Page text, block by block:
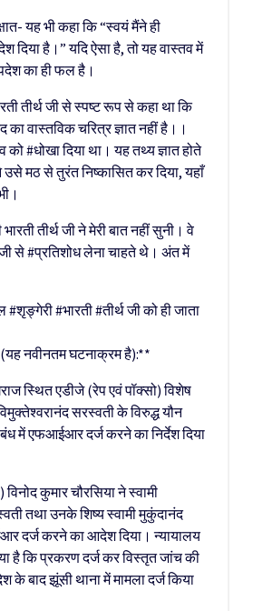
यह भी कहा कि “स्वयं मैंने ही
दिया है।” यदि ऐसा है, तो यह वास्तव में
का ही फल है।
तीर्थ जी से स्पष्ट रूप से कहा था कि
का वास्तविक चरित्र ज्ञात नहीं है।।
#धोखा दिया था। यह तथ्य ज्ञात होते
उसे मठ से तुरंत निष्कासित कर दिया, यहाँ
तीर्थ जी ने मेरी बात नहीं सुनी। वे
जी से #प्रतिशोध लेना चाहते थे। अंत में
#भारती #तीर्थ जी को ही जाता
नवीनतम घटनाक्रम है):**
स्थित एडीजे (रेप एवं पॉक्सो) विशेष
सरस्वती के विरुद्ध यौन
में एफआईआर दर्ज करने का निर्देश दिया
कुमार चौरसिया ने स्वामी
तथा उनके शिष्य स्वामी मुकुंदानंद
दर्ज करने का आदेश दिया। न्यायालय
है कि प्रकरण दर्ज कर विस्तृत जांच की
बाद झूंसी थाना में मामला दर्ज किया